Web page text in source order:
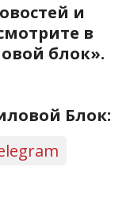
и
в
блок».
Блок: